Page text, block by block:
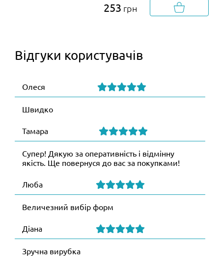
253 грн
Відгуки користувачів
Олеся
Швидко
Тамара
Супер! Дякую за оперативність і відмінну
якість. Ще повернуся до вас за покупками!
Люба
Величезний вибір форм
Діана
Зручна вирубка